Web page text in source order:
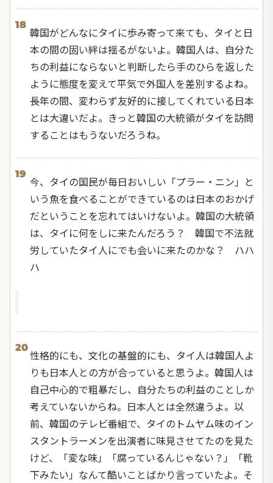
18
韓国がどんなにタイに歩み寄って来ても、タイと日
本の間の固い絆は揺るがないよ。韓国人は、自分た
ちの利益にならないと判断したら手のひらを返した
ように態度を変えて平気で外国人を差別するよね。
長年の間、変わらず友好的に接してくれている日本
とは大違いだよ。きっと韓国の大統領がタイを訪問
することはもうないだろうね。
19
今、タイの国民が毎日おいしい「プラー・ニン 」と
いう魚を食べることができているのは日本のおかげ
だということを忘れてはいけないよ。韓国の大統領
は、タイに何をしに来たんだろう？ 韓国で不法就
労していたタイ人にでも会いに来たのかな？ ハハ
ハ
20
性格的にも、文化の基盤的にも、タイ人は韓国人よ
りも日本人との方が合っていると思うよ。韓国人は
自己中心的で粗暴だし、自分たちの利益のことしか
考えていないからね。日本人とは全然違うよ。以
前、韓国のテレビ番組で、タイのトムヤム味のイン
スタントラーメンを出演者に味見させてたのを見た
けど、「変な味」「腐っているんじゃない？」「靴
下みたい」なんて酷いことばかり言っていたよ。そ